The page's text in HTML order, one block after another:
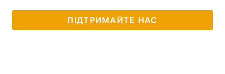
ПІДТРИМАЙТЕ НАС